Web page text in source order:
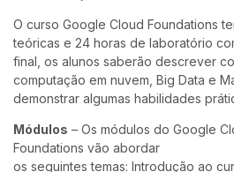
O curso Google Cloud Foundations
teóricas e 24 horas de laboratório
final, os alunos saberão descrever
computação em nuvem, Big Data e
demonstrar algumas habilidades
Módulos – Os módulos do Google
Foundations vão abordar
os seguintes temas: Introdução ao